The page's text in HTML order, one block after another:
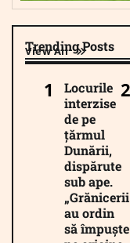
Trending Posts
View All
Locurile
interzise
de pe
țărmul
Dunării,
dispărute
sub ape.
„Grănicerii
au ordin
să împuște